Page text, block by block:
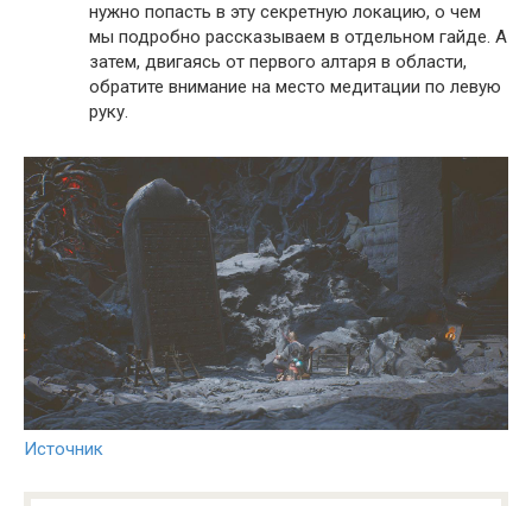
нужно попасть в эту секретную локацию, о чем
мы подробно рассказываем в отдельном гайде. А
затем, двигаясь от первого алтаря в области,
обратите внимание на место медитации по левую
руку.
Источник